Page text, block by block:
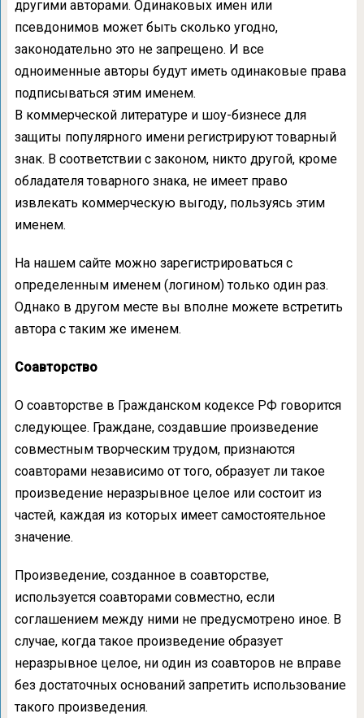
другими авторами. Одинаковых имен или
псевдонимов может быть сколько угодно,
законодательно это не запрещено. И все
одноименные авторы будут иметь одинаковые права
подписываться этим именем.
В коммерческой литературе и шоу-бизнесе для
защиты популярного имени регистрируют товарный
знак. В соответствии с законом, никто другой, кроме
обладателя товарного знака, не имеет право
извлекать коммерческую выгоду, пользуясь этим
именем.
На нашем сайте можно зарегистрироваться с
определенным именем (логином) только один раз.
Однако в другом месте вы вполне можете встретить
автора с таким же именем.
Соавторство
О соавторстве в Гражданском кодексе РФ говорится
следующее. Граждане, создавшие произведение
совместным творческим трудом, признаются
соавторами независимо от того, образует ли такое
произведение неразрывное целое или состоит из
частей, каждая из которых имеет самостоятельное
значение.
Произведение, созданное в соавторстве,
используется соавторами совместно, если
соглашением между ними не предусмотрено иное. В
случае, когда такое произведение образует
неразрывное целое, ни один из соавторов не вправе
без достаточных оснований запретить использование
такого произведения.